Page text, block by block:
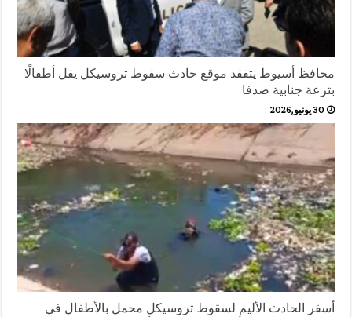
محافظ أسيوط يتفقد موقع حادث سقوط تروسيكل يقل أطفالًا
بترعة جنابية صدفا
30 يونيو,2026
أسفر الحادث الأليم لسقوط تروسيكل محمل بالأطفال في